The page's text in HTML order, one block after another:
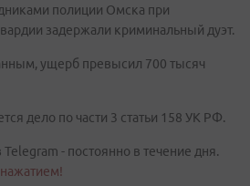
полиции Омска при
задержали криминальный дуэт.
ущерб превысил 700 тысяч
дело по части 3 статьи 158 УК РФ.
- постоянно в течение дня.